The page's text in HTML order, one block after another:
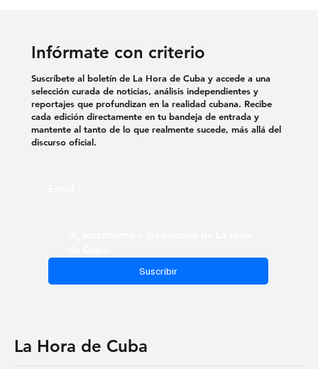
Infórmate con criterio
Suscribir
Suscríbete al boletín de La Hora de Cuba y accede a una
selección curada de noticias, análisis independientes y
reportajes que profundizan en la realidad cubana. Recibe
cada edición directamente en tu bandeja de entrada y
mantente al tanto de lo que realmente sucede, más allá del
discurso oficial.
La Hora de Cuba